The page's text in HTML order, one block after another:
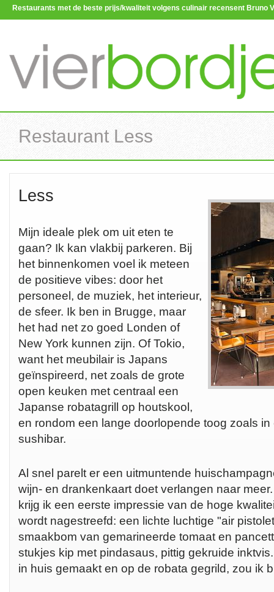
Restaurants met de beste prijs/kwaliteit volgens culinair recensent Bruno
Restaurant Less
Less
Mijn ideale plek om uit eten te
gaan? Ik kan vlakbij parkeren. Bij
het binnenkomen voel ik meteen
de positieve vibes: door het
personeel, de muziek, het interieur,
de sfeer. Ik ben in Brugge, maar
het had net zo goed Londen of
New York kunnen zijn. Of Tokio,
want het meubilair is Japans
geïnspireerd, net zoals de grote
open keuken met centraal een
Japanse robatagrill op houtskool,
en rondom een lange doorlopende toog zoals
sushibar.
Al snel parelt er een uitmuntende
wijn- en drankenkaart doet verlangen naar
krijg ik een eerste impressie van de hoge
wordt nagestreefd: een lichte luchtige "air
smaakbom van gemarineerde tomaat en
stukjes kip met pindasaus, pittig gekruide
in huis gemaakt en op de robata gegrild, zou ik